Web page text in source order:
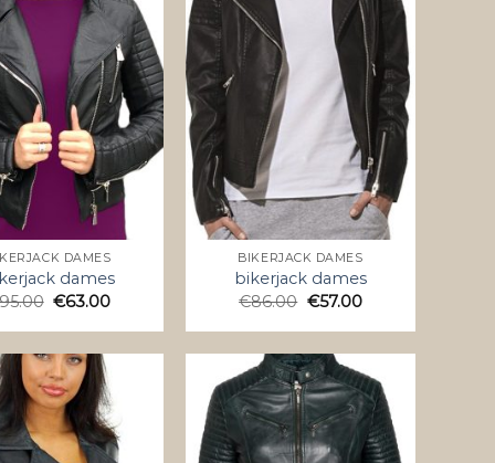
DAMES
dames
€63.00
BIKERJACK DAMES
bikerjack dames
€86.00 €57.00